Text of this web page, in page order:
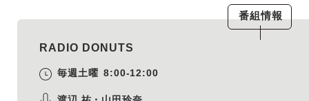
番組情報
RADIO DONUTS
毎週土曜 8:00-12:00